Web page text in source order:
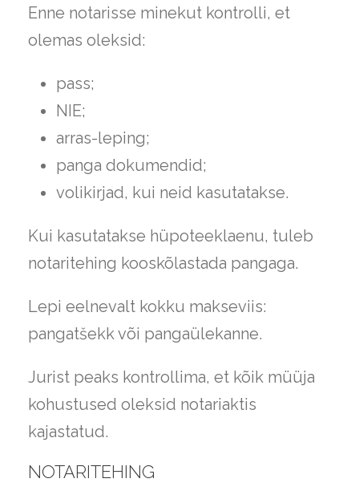
Enne notarisse minekut kontrolli, et
olemas oleksid:
pass;
NIE;
arras-leping;
panga dokumendid;
volikirjad, kui neid kasutatakse.
Kui kasutatakse hüpoteeklaenu, tuleb
notaritehing kooskõlastada pangaga.
Lepi eelnevalt kokku makseviis:
pangatšekk või pangaülekanne.
Jurist peaks kontrollima, et kõik müüja
kohustused oleksid notariaktis
kajastatud.
NOTARITEHING